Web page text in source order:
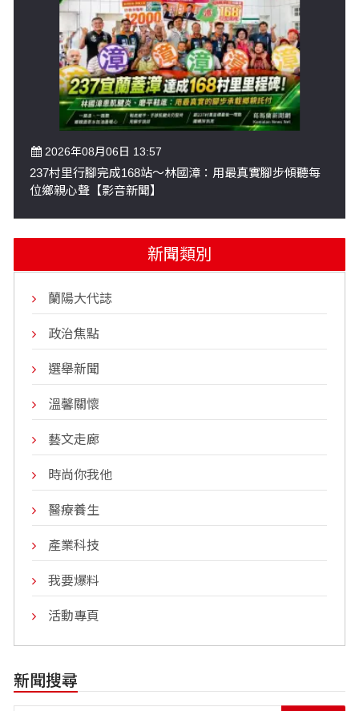
2026年08月06日 13:57
237村里行腳完成168站～林國漳：用最真實腳步傾聽每
位鄉親心聲【影音新聞】
新聞類別
蘭陽大代誌
政治焦點
選舉新聞
溫馨關懷
藝文走廊
時尚你我他
醫療養生
產業科技
我要爆料
活動專頁
新聞搜尋